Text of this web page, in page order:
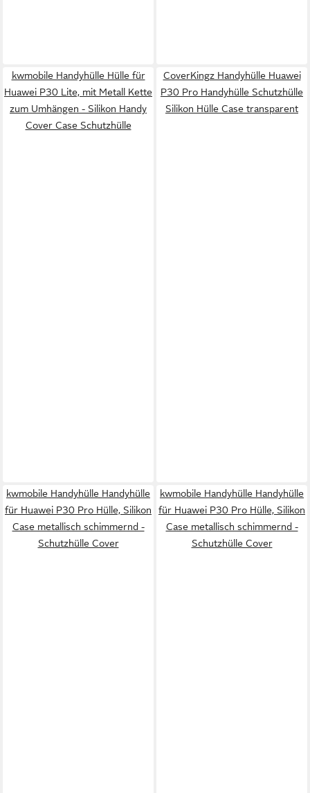
kwmobile Handyhülle Hülle für
Huawei P30 Lite, mit Metall Kette
zum Umhängen - Silikon Handy
Cover Case Schutzhülle
CoverKingz Handyhülle Huawei
P30 Pro Handyhülle Schutzhülle
Silikon Hülle Case transparent
kwmobile Handyhülle Handyhülle
für Huawei P30 Pro Hülle, Silikon
Case metallisch schimmernd -
Schutzhülle Cover
kwmobile Handyhülle Handyhülle
für Huawei P30 Pro Hülle, Silikon
Case metallisch schimmernd -
Schutzhülle Cover